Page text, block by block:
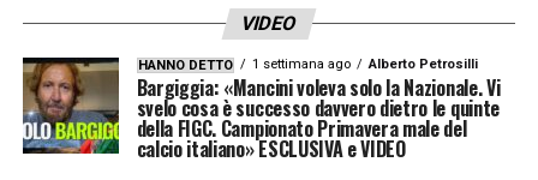
VIDEO
HANNO DETTO 1 settimana ago Alberto Petrosilli
Bargiggia: «Mancini voleva solo la Nazionale. Vi
svelo cosa è successo davvero dietro le quinte
della FIGC. Campionato Primavera male del
calcio italiano» ESCLUSIVA e VIDEO